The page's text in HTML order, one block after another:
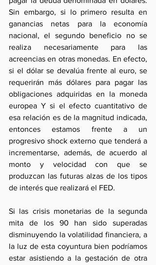
Sin embargo, si lo primero resulta en
ganancias netas para la economía
nacional, el segundo beneficio no se
realiza necesariamente para las
acreencias en otras monedas. En efecto,
si el dólar se devalúa frente al euro, se
requerirán más dólares para pagar las
obligaciones adquiridas en la moneda
europea Y si el efecto cuantitativo de
esa relación es de la magnitud indicada,
entonces estamos frente a un
progresivo shock externo que tenderá a
incrementarse, además, de acuerdo al
monto y velocidad con que se
produzcan las futuras alzas de los tipos
de interés que realizará el FED.
Si las crisis monetarias de la segunda
mita de los 90 han sido superadas
disminuyendo la volatilidad financiera, a
la luz de esta coyuntura bien podríamos
estar asistiendo a la gestación de otra